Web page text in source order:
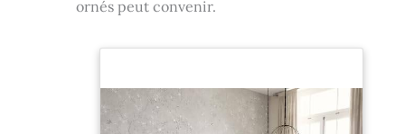
ce ruban à mesurer empêchent l'effilochage
excellent état. Que vous mesuriez du tissu ou
ornés peut convenir.